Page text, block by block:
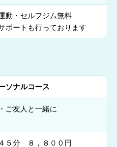
動・セルフジム無料
ポートも行っております
ソナルコース
ご友人と一緒に
５分 ８，８００円